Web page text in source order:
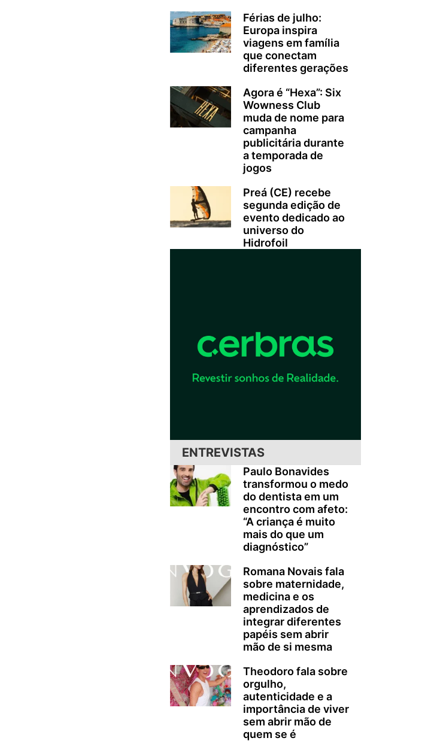
Férias de julho:
Europa inspira
viagens em família
que conectam
diferentes gerações
Agora é “Hexa”: Six
Wowness Club
muda de nome para
campanha
publicitária durante
a temporada de
jogos
Preá (CE) recebe
segunda edição de
evento dedicado ao
universo do
Hidrofoil
ENTREVISTAS
Paulo Bonavides
transformou o medo
do dentista em um
encontro com afeto:
“A criança é muito
mais do que um
diagnóstico”
Romana Novais fala
sobre maternidade,
medicina e os
aprendizados de
integrar diferentes
papéis sem abrir
mão de si mesma
Theodoro fala sobre
orgulho,
autenticidade e a
importância de viver
sem abrir mão de
quem se é